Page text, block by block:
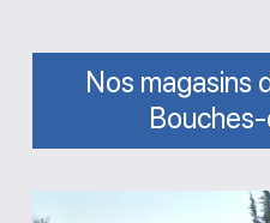
Nos magasins